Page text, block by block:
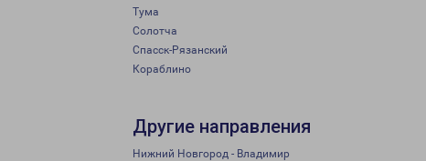
Тума
Солотча
Спасск-Рязанский
Кораблино
Другие направления
Нижний Новгород - Владимир